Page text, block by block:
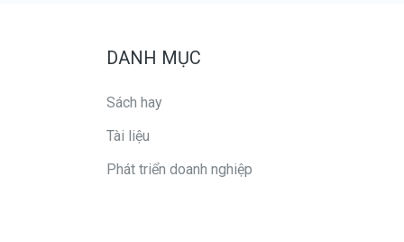
DANH MỤC
Sách hay
Tài liệu
Phát triển doanh nghiệp